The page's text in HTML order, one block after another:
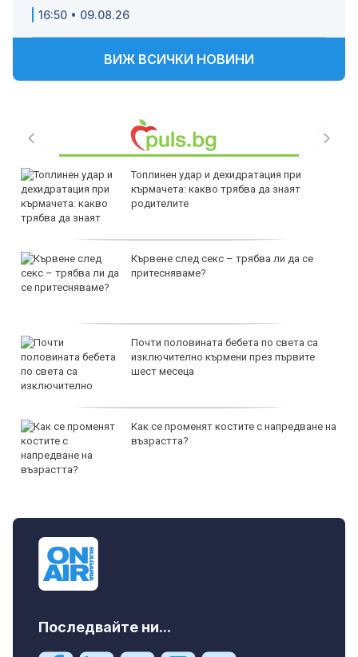
16:50 • 09.08.26
ВИЖ ВСИЧКИ НОВИНИ
Топлинен удар и дехидратация при
кърмачета: какво трябва да знаят
родителите
Кървене след секс – трябва ли да се
притесняваме?
Почти половината бебета по света са
изключително кърмени през първите
шест месеца
Как се променят костите с напредване на
възрастта?
Последвайте ни...